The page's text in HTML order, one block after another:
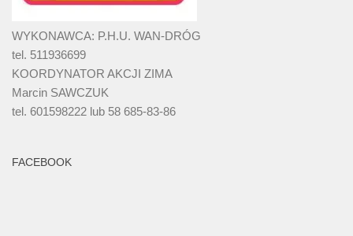
WYKONAWCA: P.H.U. WAN-DRÓG
tel. 511936699
KOORDYNATOR AKCJI ZIMA
Marcin SAWCZUK
tel. 601598222 lub 58 685-83-86
FACEBOOK